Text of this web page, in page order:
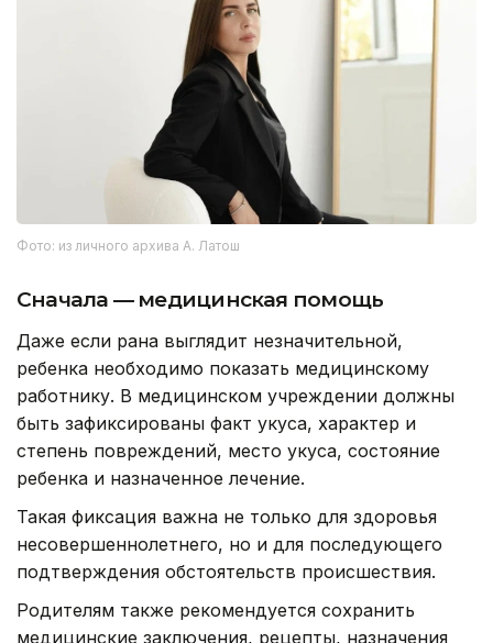
Фото: из личного архива А. Латош
Сначала — медицинская помощь
Даже если рана выглядит незначительной,
ребенка необходимо показать медицинскому
работнику. В медицинском учреждении должны
быть зафиксированы факт укуса, характер и
степень повреждений, место укуса, состояние
ребенка и назначенное лечение.
Такая фиксация важна не только для здоровья
несовершеннолетнего, но и для последующего
подтверждения обстоятельств происшествия.
Родителям также рекомендуется сохранить
медицинские заключения, рецепты, назначения